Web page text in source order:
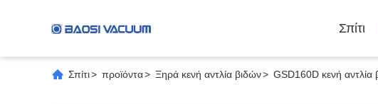
Σπίτι
Σπίτι> προϊόντα> Ξηρά κενή αντλία βιδών> GSD160D κενή αντλία